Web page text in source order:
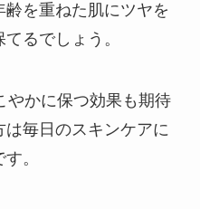
を重ねた肌にツヤを
るでしょう。
やかに保つ効果も期待
毎日のスキンケアに
。